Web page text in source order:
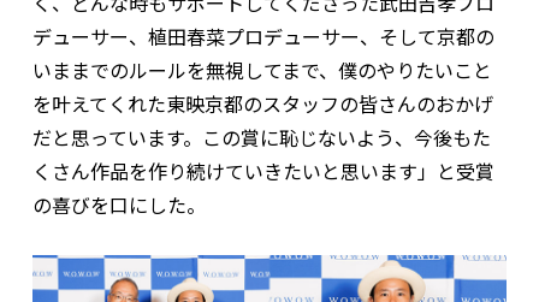
デューサー、植田春菜プロデューサー、そして京都の
いままでのルールを無視してまで、僕のやりたいこと
を叶えてくれた東映京都のスタッフの皆さんのおかげ
だと思っています。この賞に恥じないよう、今後もた
くさん作品を作り続けていきたいと思います」と受賞
の喜びを口にした。